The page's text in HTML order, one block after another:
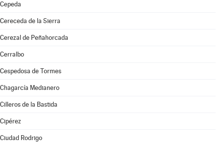
Cepeda
Cereceda de la Sierra
Cerezal de Peñahorcada
Cerralbo
Cespedosa de Tormes
Chagarcía Medianero
Cilleros de la Bastida
Cipérez
Ciudad Rodrigo